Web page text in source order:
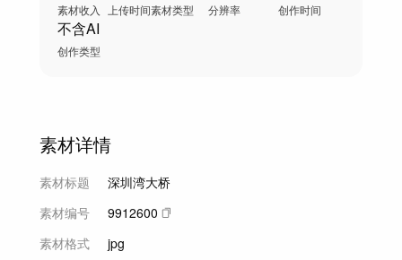
素材收入 上传时间素材类型 分辨率 创作时间
不含AI
创作类型
素材详情
素材标题
深圳湾大桥
素材编号
9912600
素材格式
jpg